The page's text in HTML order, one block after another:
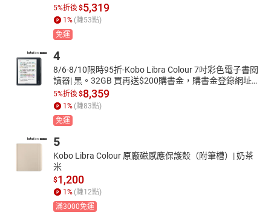
s://reurl.cc/8YpeMR
5%折後$5,319
1 % (賺53點)
免運
4
8/6-8/10限時95折-Kobo Libra Colour 7吋彩色電子書閱
讀器| 黑。32GB 買再送$200購書金，購書金登錄網址：
https://reurl.cc/8YpeMR
5%折後$8,359
1 % (賺83點)
免運
5
Kobo Libra Colour 原廠磁感應保護殼（附筆槽）| 奶茶
米
$1,200
1 % (賺12點)
滿3000免運